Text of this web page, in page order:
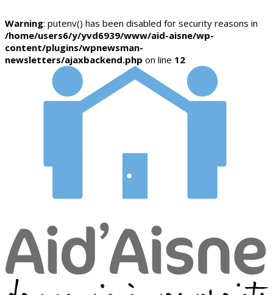
Warning: putenv() has been disabled for security reasons in
/home/users6/y/yvd6939/www/aid-aisne/wp-
content/plugins/wpnewsman-
newsletters/ajaxbackend.php on line 12